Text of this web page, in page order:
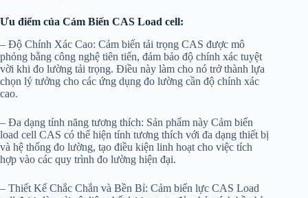
Ưu điểm của Cảm Biến CAS Load cell:
– Độ Chính Xác Cao: Cảm biến tải trọng CAS được mô
phỏng bằng công nghệ tiên tiến, đảm bảo độ chính xác tuyệt
vời khi đo lường tải trọng. Điều này làm cho nó trở thành lựa
chọn lý tưởng cho các ứng dụng đo lường cần độ chính xác
cao.
– Đa dạng tính năng tương thích: Sản phẩm này Cảm biến
load cell CAS có thể hiện tính tương thích với đa dạng thiết bị
và hệ thống đo lường, tạo điều kiện linh hoạt cho việc tích
hợp vào các quy trình đo lường hiện đại.
– Thiết Kế Chắc Chắn và Bền Bỉ: Cảm biến lực CAS Load